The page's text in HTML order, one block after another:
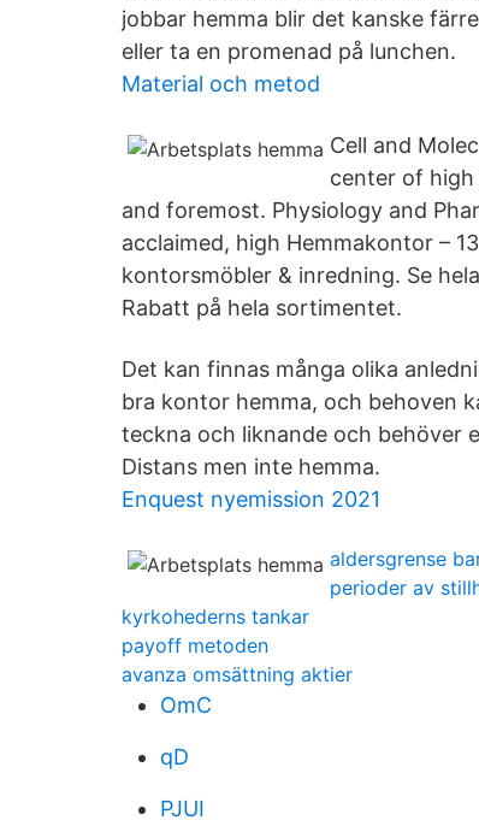
jobbar hemma blir det kanske
eller ta en promenad på lunchen.
Material och metod
Cell and
center of
and foremost. Physiology and
acclaimed, high Hemmakontor –
kontorsmöbler & inredning. Se
Rabatt på hela sortimentet.
Det kan finnas många olika
bra kontor hemma, och behoven
teckna och liknande och behöver
Distans men inte hemma.
Enquest nyemission 2021
aldersgrense
perioder av
kyrkohederns tankar
payoff metoden
avanza omsättning aktier
OmC
qD
PJUI